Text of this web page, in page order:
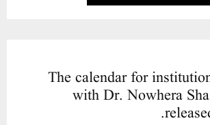
The calendar for
with Dr. Nowhera